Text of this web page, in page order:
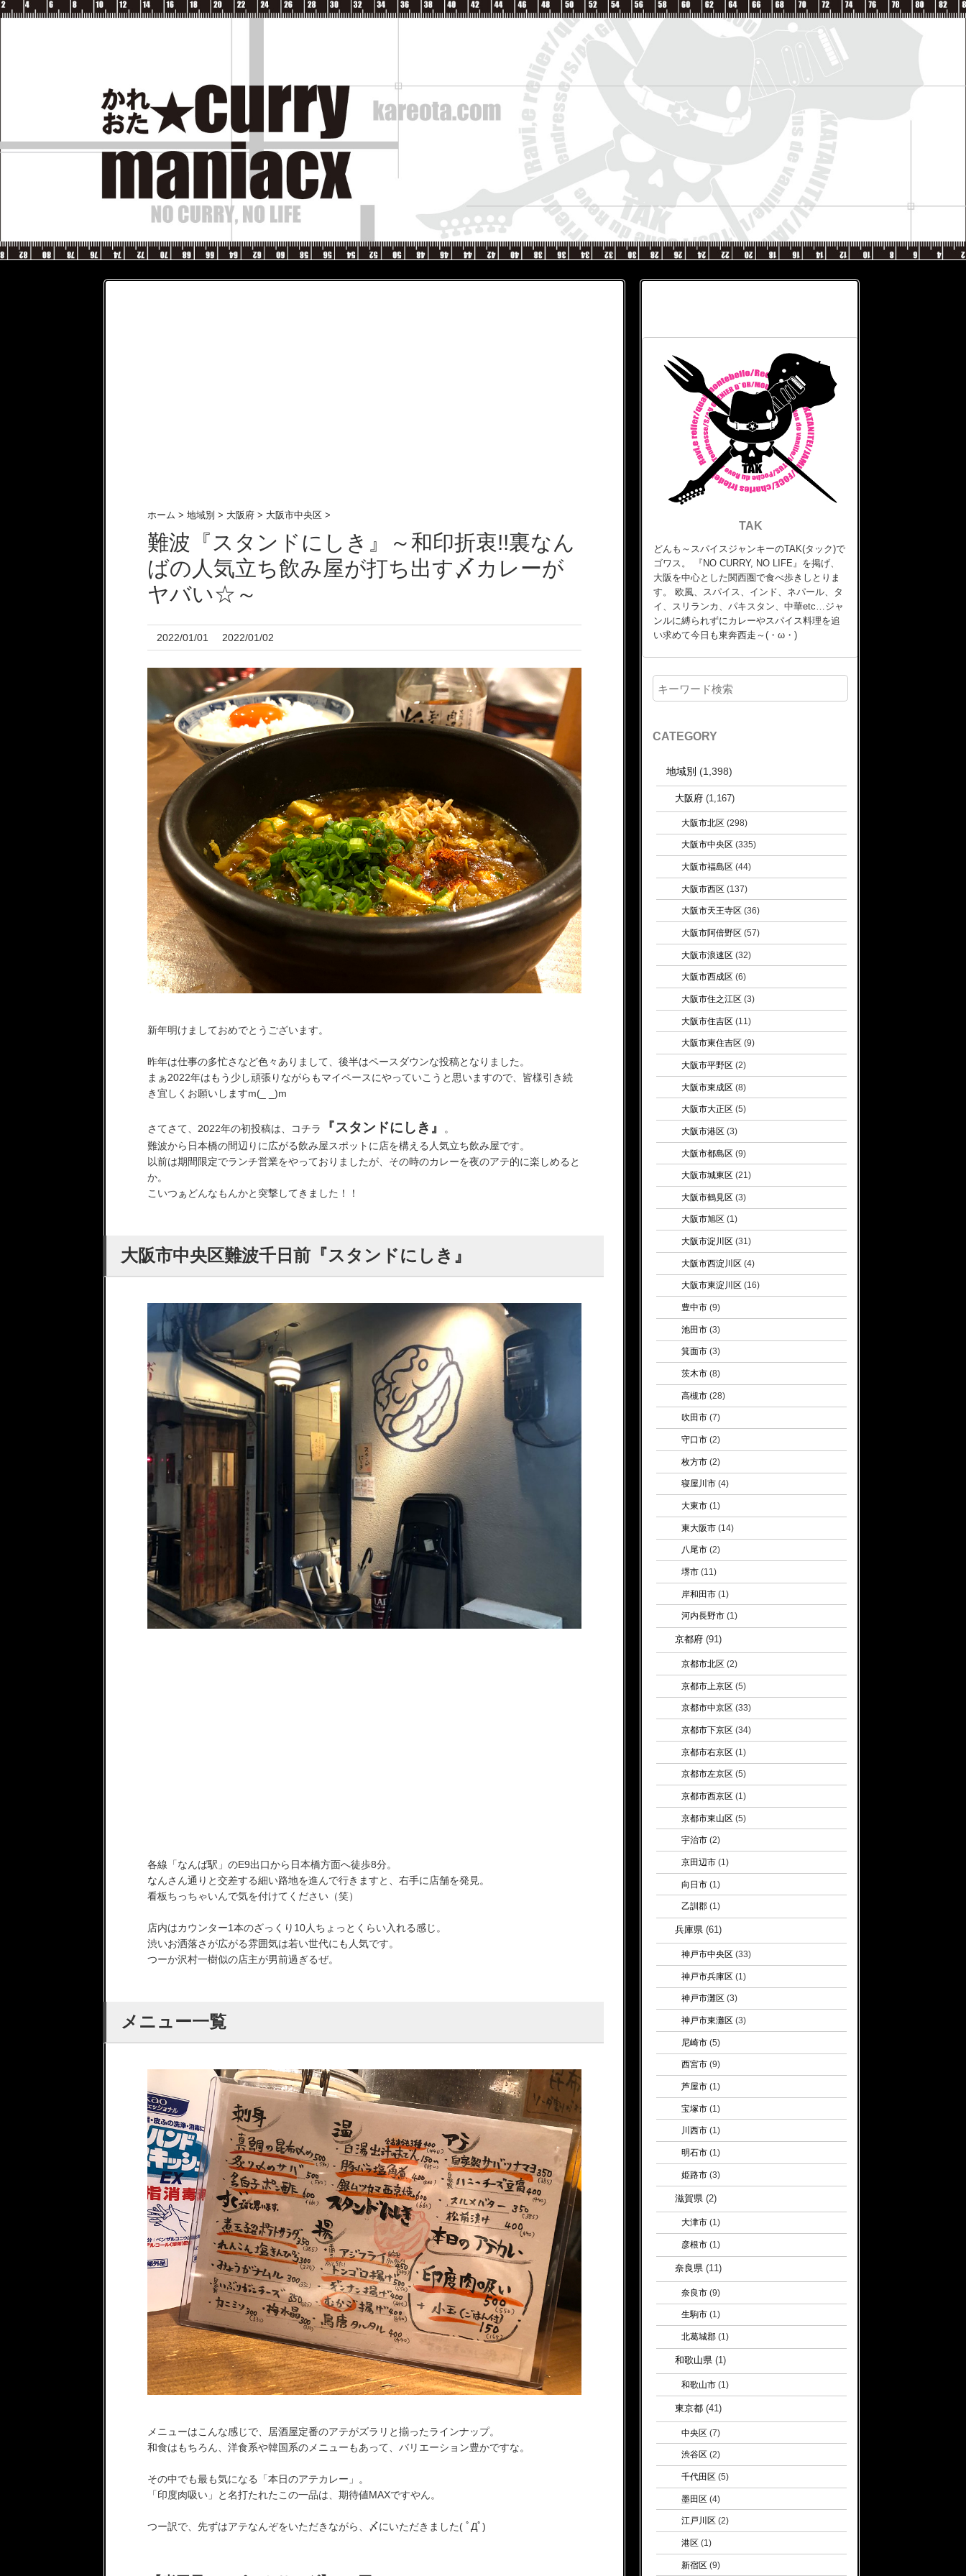
ホーム > 地域別 > 大阪府 > 大阪市中央区 >
難波『スタンドにしき』～和印折衷!!裏なん
ばの人気立ち飲み屋が打ち出す〆カレーが
ヤバい☆～
2022/01/01 2022/01/02
新年明けましておめでとうございます。
昨年は仕事の多忙さなど色々ありまして、後半はペースダウンな投稿となりました。
まぁ2022年はもう少し頑張りながらもマイペースにやっていこうと思いますので、皆様引き続
き宜しくお願いしますm(_ _)m
さてさて、2022年の初投稿は、コチラ 『スタンドにしき』
。
難波から日本橋の間辺りに広がる飲み屋スポットに店を構える人気立ち飲み屋です。
以前は期間限定でランチ営業をやっておりましたが、その時のカレーを夜のアテ的に楽しめると
か。
こいつぁどんなもんかと突撃してきました！！
大阪市中央区難波千日前『スタンドにしき』
各線「なんば駅」のE9出口から日本橋方面へ徒歩8分。
なんさん通りと交差する細い路地を進んで行きますと、右手に店舗を発見。
看板ちっちゃいんで気を付けてください（笑）
店内はカウンター1本のざっくり10人ちょっとくらい入れる感じ。
渋いお洒落さが広がる雰囲気は若い世代にも人気です。
つーか沢村一樹似の店主が男前過ぎるぜ。
メニュー一覧
メニューはこんな感じで、居酒屋定番のアテがズラリと揃ったラインナップ。
和食はもちろん、洋食系や韓国系のメニューもあって、バリエーション豊かですな。
その中でも最も気になる「本日のアテカレー」。
「印度肉吸い」と名打たれたこの一品は、期待値MAXですやん。
つー訳で、先ずはアテなんぞをいただきながら、〆にいただきました( ﾟДﾟ)
TAK
どんも～スパイスジャンキーのTAK(タック)で
ゴワス。 『NO CURRY, NO LIFE』を掲げ、
大阪を中心とした関西圏で食べ歩きしとりま
す。 欧風、スパイス、インド、ネパール、タ
イ、スリランカ、パキスタン、中華etc…ジャ
ンルに縛られずにカレーやスパイス料理を追
い求めて今日も東奔西走～(・ω・)
CATEGORY
地域別 (1,398)
大阪府(1,167)
大阪市北区(298)
大阪市中央区 (335)
大阪市福島区(44)
大阪市西区(137)
大阪市天王寺区 (36)
大阪市阿倍野区(57)
大阪市浪速区(32)
大阪市西成区 (6)
大阪市住之江区(3)
大阪市住吉区(11)
大阪市東住吉区 (9)
大阪市平野区(2)
大阪市東成区(8)
大阪市大正区 (5)
大阪市港区(3)
大阪市都島区(9)
大阪市城東区 (21)
大阪市鶴見区(3)
大阪市旭区 (1)
大阪市淀川区 (31)
大阪市西淀川区(4)
大阪市東淀川区 (16)
豊中市(9)
池田市(3)
箕面市(3)
茨木市(8)
高槻市(28)
吹田市(7)
守口市(2)
枚方市(2)
寝屋川市(4)
大東市(1)
東大阪市(14)
八尾市(2)
堺市(11)
岸和田市(1)
河内長野市(1)
京都府(91)
京都市北区 (2)
京都市上京区(5)
京都市中京区 (33)
京都市下京区(34)
京都市右京区(1)
京都市左京区 (5)
京都市西京区(1)
京都市東山区(5)
宇治市(2)
京田辺市(1)
向日市(1)
乙訓郡(1)
兵庫県(61)
神戸市中央区(33)
神戸市兵庫区(1)
神戸市灘区 (3)
神戸市東灘区(3)
尼崎市(5)
西宮市(9)
芦屋市(1)
宝塚市(1)
川西市(1)
明石市(1)
姫路市(3)
滋賀県(2)
大津市(1)
彦根市(1)
奈良県(11)
奈良市(9)
生駒市(1)
北葛城郡(1)
和歌山県(1)
和歌山市(1)
東京都(41)
中央区(7)
渋谷区 (2)
千代田区(5)
墨田区(4)
江戸川区 (2)
港区(1)
新宿区(9)